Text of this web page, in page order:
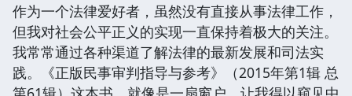
作为一个法律爱好者，虽然没有直接从事法律工作，
但我对社会公平正义的实现一直保持着极大的关注。
我常常通过各种渠道了解法律的最新发展和司法实
践。《正版民事审判指导与参考》（2015年第1辑 总